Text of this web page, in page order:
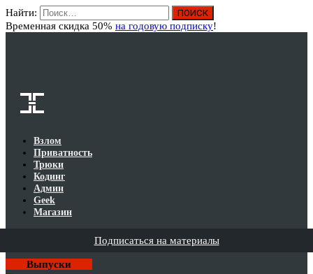
Найти:
Временная скидка 50% на годовую подписку!
Взлом
Приватность
Трюки
Кодинг
Админ
Geek
Магазин
Подписаться на материалы
Выпуски